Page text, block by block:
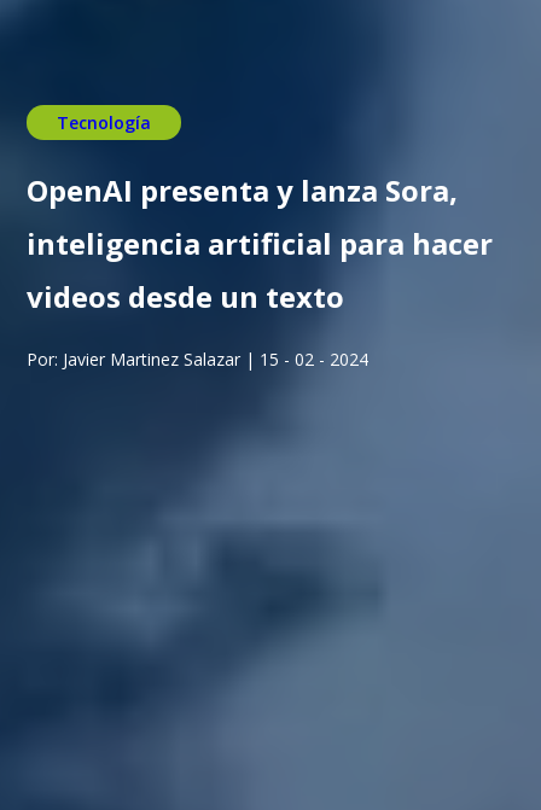
Tecnología
OpenAI presenta y lanza Sora,
inteligencia artificial para hacer
videos desde un texto
Por: Javier Martinez Salazar | 15 - 02 - 2024